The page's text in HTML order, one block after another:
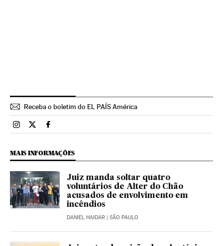
Receba o boletim do EL PAÍS América
Brasil El País Brasil en Instagram
Brasil El País Brasil en Twitter
Brasil El País Brasil en Facebook
MAIS INFORMAÇÕES
Juiz manda soltar quatro
voluntários de Alter do Chão
acusados de envolvimento em
incêndios
DANIEL HAIDAR | SÃO PAULO